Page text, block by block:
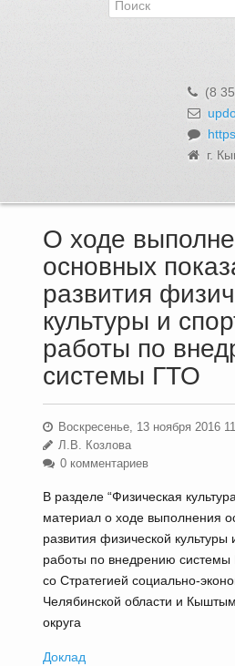
(8
г.
Об Управлении
Муниципальная служба и
Информационные системы,
Закупки для муниципальных
Использование бюджетных
О ходе
основных
развития
культуры и
работы по
системы ГТО
Воскресенье, 13 ноября 2016
Л.В. Козлова
0 комментариев
В разделе “Физическая
материал о ходе выполнения
развития физической культуры
работы по внедрению системы
со Стратегией социально-
Челябинской области и
округа
Доклад